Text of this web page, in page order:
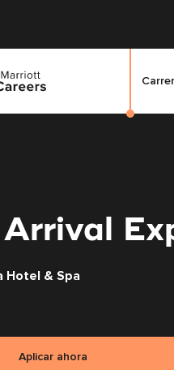
Arrival
Hotel & Spa
Aplicar ahora